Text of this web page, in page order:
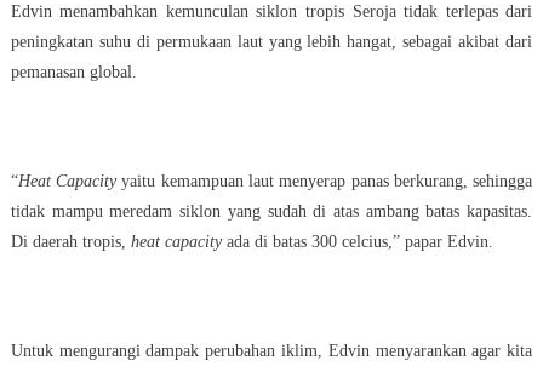
Edvin menambahkan kemunculan siklon tropis Seroja tidak terlepas dari
peningkatan suhu di permukaan laut yang lebih hangat, sebagai akibat dari
pemanasan global.
“Heat Capacityyaitu kemampuan laut menyerap panas berkurang, sehingga
tidak mampu meredam siklon yang sudah di atas ambang batas kapasitas.
Di daerah tropis, heat capacityada di batas 300 celcius,” papar Edvin.
Untuk mengurangi dampak perubahan iklim, Edvin menyarankan agar kita